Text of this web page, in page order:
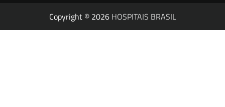
Copyright © 2026 HOSPITAIS BRASIL